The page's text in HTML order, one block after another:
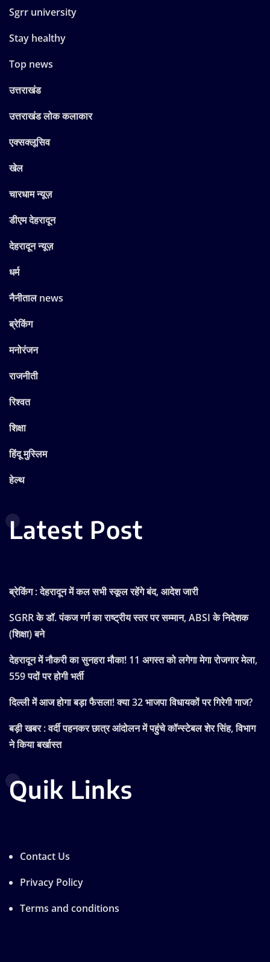
Sgrr university
Stay healthy
Top news
उत्तराखंड
उत्तराखंड लोक कलाकार
एक्सक्लूसिव
खेल
चारधाम न्यूज़
डीएम देहरादून
देहरादून न्यूज़
धर्म
नैनीताल news
ब्रेकिंग
मनोरंजन
राजनीती
रिश्वत
शिक्षा
हिंदू मुस्लिम
हेल्थ
Latest Post
ब्रेकिंग : देहरादून में कल सभी स्कूल रहेंगे बंद, आदेश जारी
SGRR के डॉ. पंकज गर्ग का राष्ट्रीय स्तर पर सम्मान, ABSI के निदेशक
(शिक्षा) बने
देहरादून में नौकरी का सुनहरा मौका! 11 अगस्त को लगेगा मेगा रोजगार मेला,
559 पदों पर होगी भर्ती
दिल्ली में आज होगा बड़ा फैसला! क्या 32 भाजपा विधायकों पर गिरेगी गाज?
बड़ी खबर : वर्दी पहनकर छात्र आंदोलन में पहुंचे कॉन्स्टेबल शेर सिंह, विभाग
ने किया बर्खास्त
Quik Links
Contact Us
Privacy Policy
Terms and conditions